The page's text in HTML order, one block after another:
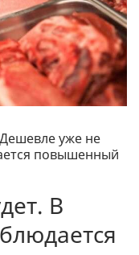
Дешевле уже не
повышенный
В